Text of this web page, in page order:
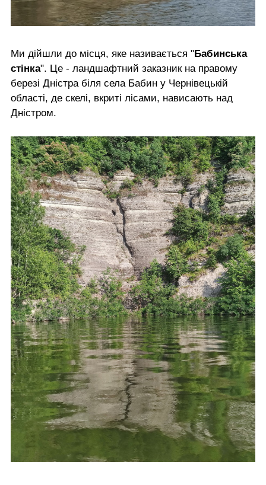
Ми дійшли до місця, яке називається "Бабинська
стінка". Це - ландшафтний заказник на правому
березі Дністра біля села Бабин у Чернівецькій
області, де скелі, вкриті лісами, нависають над
Дністром.